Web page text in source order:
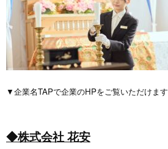
▼企業名TAPで企業のHPをご覧いただけます
◆株式会社 花安